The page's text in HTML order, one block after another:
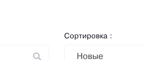
Сортировка :
Новые